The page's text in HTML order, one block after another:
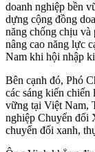
doanh nghiệp bền
dựng cộng đồng
năng chống chịu và
nâng cao năng lực
Nam khi hội nhập
Bên cạnh đó, Phó
các sáng kiến
vững tại Việt Nam,
nghiệp Chuyển đổi
chuyển đổi xanh,